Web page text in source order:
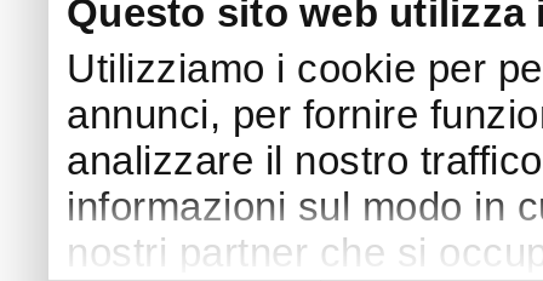
Questo sito web utilizza
Utilizziamo i cookie per
annunci, per fornire
analizzare il nostro
informazioni sul modo in
nostri partner che si